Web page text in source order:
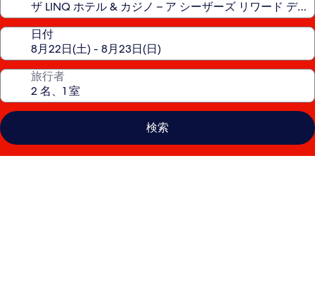
日付
旅行者
検索